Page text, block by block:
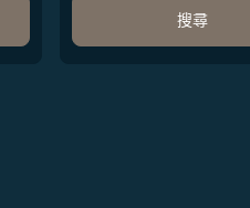
搜尋
1 to 4
cards 5 to 6